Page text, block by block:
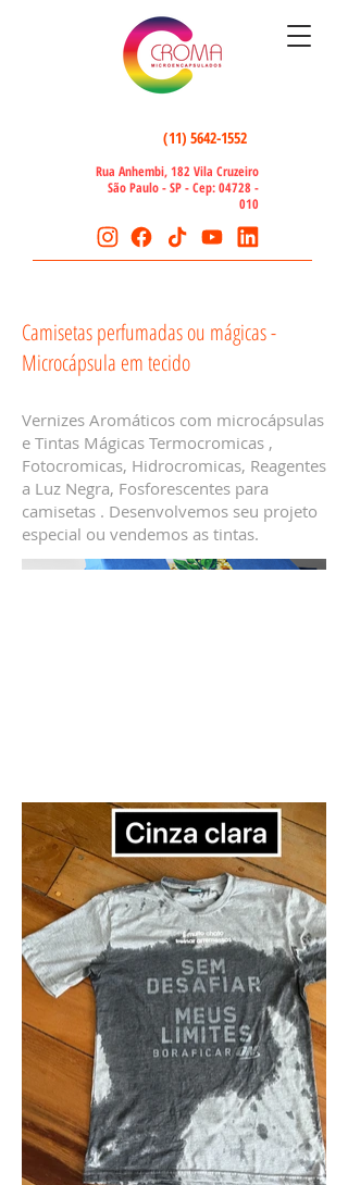
(11) 5642-1552
Rua Anhembi, 182 Vila Cruzeiro
São Paulo - SP - Cep:04728 -
010
Camisetas perfumadas ou mágicas -
Microcápsula em tecido
Vernizes Aromáticos com microcápsulas
e Tintas Mágicas Termocromicas ,
Fotocromicas, Hidrocromicas, Reagentes
a Luz Negra, Fosforescentes para
camisetas . Desenvolvemos seu projeto
especial ou vendemos as tintas.